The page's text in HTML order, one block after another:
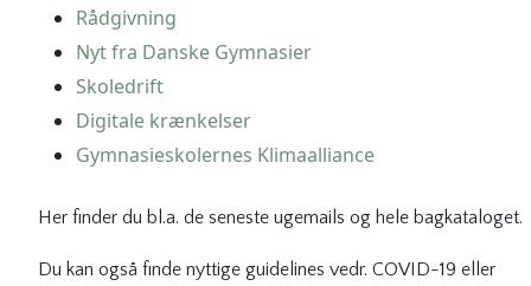
Rådgivning
Nyt fra Danske Gymnasier
Skoledrift
Digitale krænkelser
Gymnasieskolernes Klimaalliance
Her finder du bl.a. de seneste ugemails og hele bagkataloget.
Du kan også finde nyttige guidelines vedr. COVID-19 eller